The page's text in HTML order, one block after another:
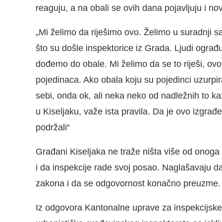
reaguju, a na obali se ovih dana pojavljuju i
„Mi želimo da riješimo ovo. Želimo u suradnji
što su došle inspektorice iz Grada. Ljudi
dođemo do obale. Mi želimo da se to riješi,
pojedinaca. Ako obala koju su pojedinci
sebi, onda ok, ali neka neko od nadležnih to
u Kiseljaku, važe ista pravila. Da je ovo
podržali“
Građani Kiseljaka ne traže ništa više od
i da inspekcije rade svoj posao. Naglašavaju
zakona i da se odgovornost konačno preuzme.
Iz odgovora Kantonalne uprave za